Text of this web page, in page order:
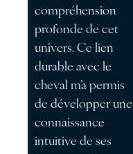
compréhension
profonde de cet
univers. Ce lien
durable avec le
cheval m’a permis
de développer une
connaissance
intuitive de ses